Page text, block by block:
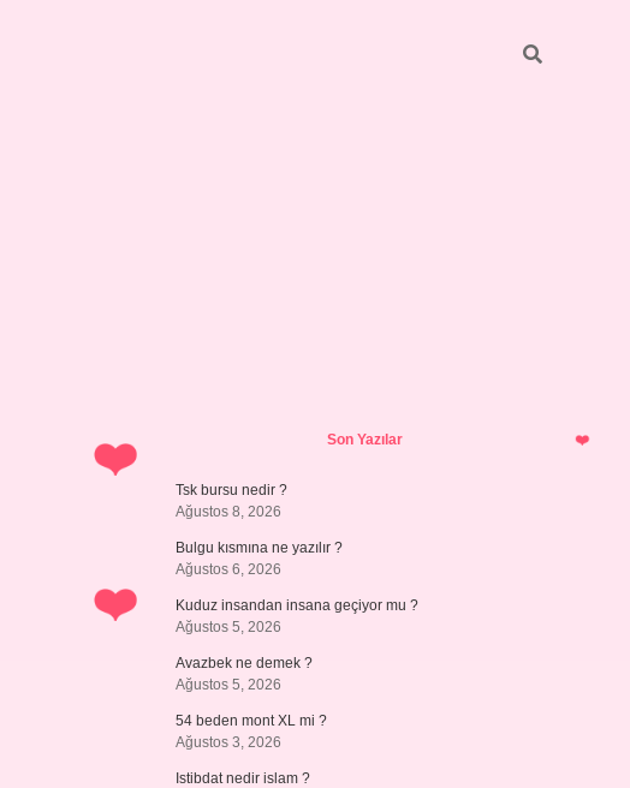
SidebarSon Yazılar
Tsk bursu nedir ?
Ağustos 8, 2026
Bulgu kısmına ne yazılır ?
Ağustos 6, 2026
Kuduz insandan insana geçiyor mu ?
Ağustos 5, 2026
Avazbek ne demek ?
Ağustos 5, 2026
54 beden mont XL mi ?
Ağustos 3, 2026
Istibdat nedir islam ?